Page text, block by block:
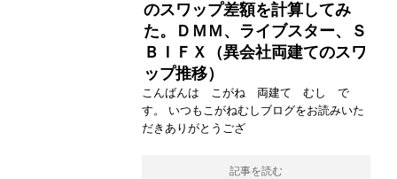
のスワップ差額を計算してみ
た。ＤＭＭ、ライブスター、Ｓ
ＢＩＦＸ（異会社両建てのスワ
ップ推移）
こんばんは こがね 両建て むし で
す。 いつもこがねむしブログをお読みいた
だきありがとうござ
記事を読む